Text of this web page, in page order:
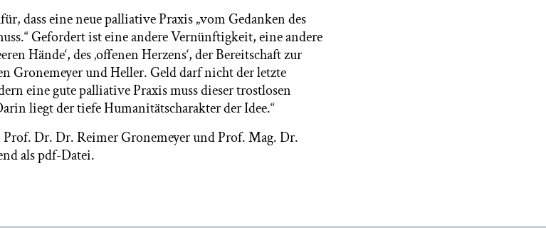
dass eine neue palliative Praxis „vom Gedanken des
Gefordert ist eine andere Vernünftigkeit, eine andere
Hände‘, des ‚offenen Herzens‘, der Bereitschaft zur
Gronemeyer und Heller. Geld darf nicht der letzte
eine gute palliative Praxis muss dieser trostlosen
liegt der tiefe Humanitätscharakter der Idee.“
Dr. Dr. Reimer Gronemeyer und Prof. Mag. Dr.
als pdf-Datei.